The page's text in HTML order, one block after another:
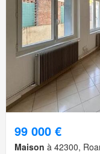
99 000 €
Maison à 42300,